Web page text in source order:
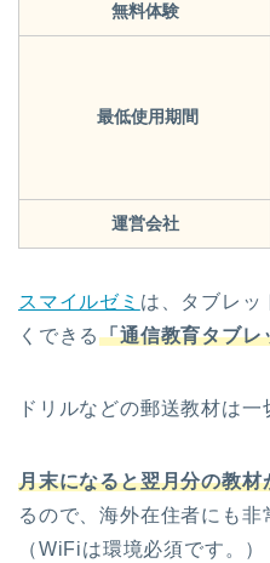
無料体験
最低使用期間
運営会社
スマイルゼミ は、タブレッ
くできる「通信教育タブレ
ドリルなどの郵送教材は一
月末になると翌月分の教
るので、海外在住者にも非
（WiFiは環境必須です。）